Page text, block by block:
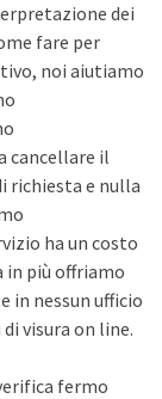
dei
fare per
noi aiutiamo
cancellare il
richiesta e nulla
ha un costo
in più offriamo
in nessun ufficio
visura on line.
fermo